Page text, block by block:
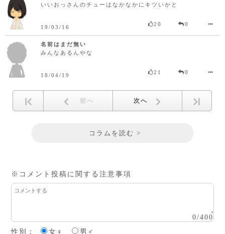
いいおっさんのチューはなかなかにキツいかと
19/03/16 20 0
名前はまだ無い
みんなあるんやな
18/04/19 21 0
前へ 次へ
コラムを読む >
※コメント投稿に関する注意事項
0/400
性別：
女♀ 男♂